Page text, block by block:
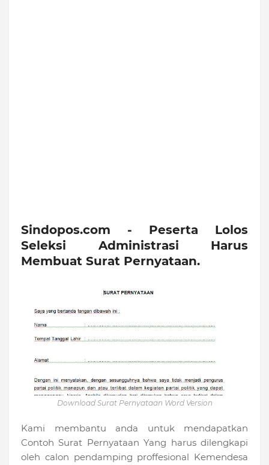
Sindopos.com - Peserta Lolos
Seleksi Administrasi Harus
Membuat Surat Pernyataan.
Download Surat Pernyataan Word Version
Kami membantu anda untuk mendapatkan
Contoh Surat Pernyataan Yang harus dilengkapi
oleh calon pendamping proffesional Kemendesa